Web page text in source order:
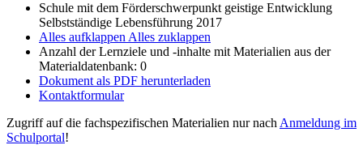
Schule mit dem Förderschwerpunkt geistige Entwicklung
Selbstständige Lebensführung 2017
Alles aufklappen Alles zuklappen
Anzahl der Lernziele und -inhalte mit Materialien aus der
Materialdatenbank: 0
Dokument als PDF herunterladen
Kontaktformular
Zugriff auf die fachspezifischen Materialien nur nach Anmeldung im
Schulportal!